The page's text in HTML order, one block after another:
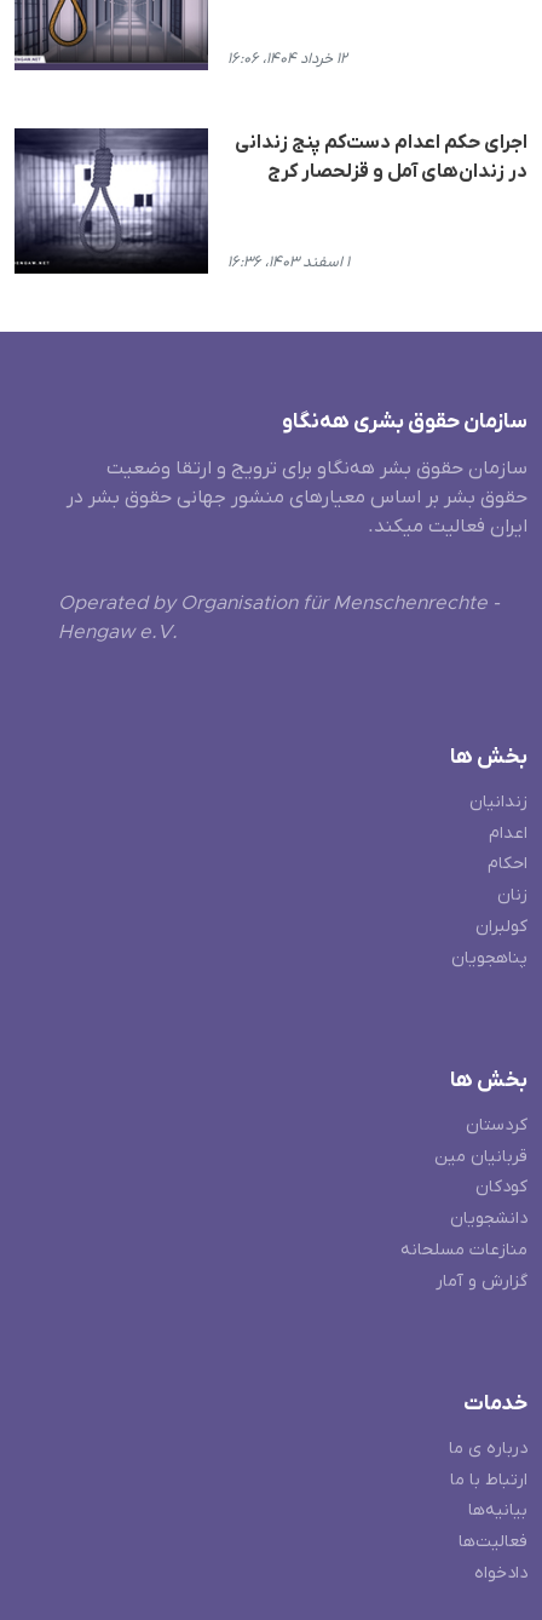
۱۲ خرداد ۱۴۰۴، ۱۶:۰۶
اجرای حکم اعدام دست‌کم پنج زندانی
در زندان‌های آمل و قزلحصار کرج
۱ اسفند ۱۴۰۳، ۱۶:۳۶
سازمان حقوق بشری هەنگاو
سازمان حقوق بشر هه‌نگاو برای ترویج و ارتقا وضعیت
حقوق بشر بر اساس معیارهای منشور جهانی حقوق بشر در
ایران فعالیت میکند.
Operated by Organisation für Menschenrechte -
Hengaw e.V.
بخش ها
زندانیان
اعدام
احکام
زنان
کولبران
پناهجویان
بخش ها
کردستان
قربانیان مین
کودکان
دانشجویان
منازعات مسلحانه
گزارش و آمار
خدمات
درباره ی ما
ارتباط با ما
بیانیه‌ها
فعالیت‌ها
دادخواه